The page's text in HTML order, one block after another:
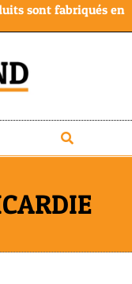
sont fabriqués en